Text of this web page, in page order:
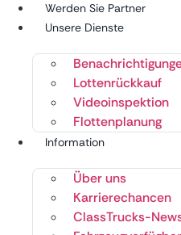
Werden Sie Partner
Unsere Dienste
Lottenrückkauf
Videoinspektion
Flottenplanung
Information
Über uns
Karrierechancen
ClassTrucks-